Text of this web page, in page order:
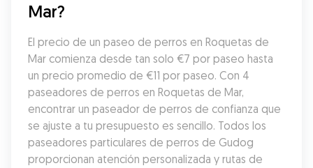
Mar?
El precio de un paseo de perros en Roquetas de
Mar comienza desde tan solo €7 por paseo hasta
un precio promedio de €11 por paseo. Con 4
paseadores de perros en Roquetas de Mar,
encontrar un paseador de perros de confianza que
se ajuste a tu presupuesto es sencillo. Todos los
paseadores particulares de perros de Gudog
proporcionan atención personalizada y rutas de